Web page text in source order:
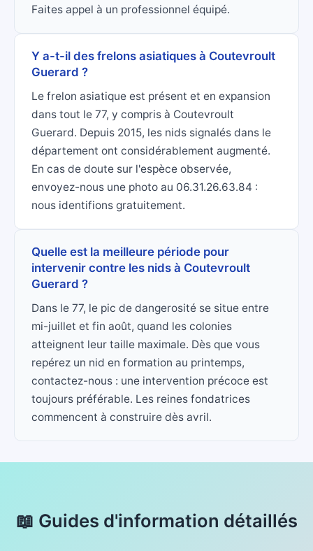
Faites appel à un professionnel équipé.
Y a-t-il des frelons asiatiques à Coutevroult
Guerard ?
Le frelon asiatique est présent et en expansion
dans tout le 77, y compris à Coutevroult
Guerard. Depuis 2015, les nids signalés dans le
département ont considérablement augmenté.
En cas de doute sur l'espèce observée,
envoyez-nous une photo au 06.31.26.63.84 :
nous identifions gratuitement.
Quelle est la meilleure période pour
intervenir contre les nids à Coutevroult
Guerard ?
Dans le 77, le pic de dangerosité se situe entre
mi-juillet et fin août, quand les colonies
atteignent leur taille maximale. Dès que vous
repérez un nid en formation au printemps,
contactez-nous : une intervention précoce est
toujours préférable. Les reines fondatrices
commencent à construire dès avril.
📖 Guides d'information détaillés